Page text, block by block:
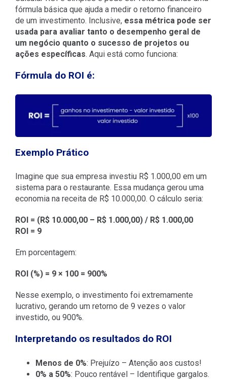
fórmula básica que ajuda a medir o retorno financeiro
de um investimento. Inclusive, essa métrica pode ser
usada para avaliar tanto o desempenho geral de
um negócio quanto o sucesso de projetos ou
ações específicas. Aqui está como funciona:
Fórmula do ROI é:
Exemplo Prático
Imagine que sua empresa investiu R$ 1.000,00 em um
sistema para o restaurante. Essa mudança gerou uma
economia na receita de R$ 10.000,00. O cálculo seria:
ROI = (R$ 10.000,00 – R$ 1.000,00) / R$ 1.000,00
ROI = 9
Em porcentagem:
ROI (%) = 9 × 100 = 900%
Nesse exemplo, o investimento foi extremamente
lucrativo, gerando um retorno de 9 vezes o valor
investido, ou 900%.
Interpretando os resultados do ROI
Menos de 0%: Prejuízo – Atenção aos custos!
0% a 50%: Pouco rentável – Identifique gargalos.